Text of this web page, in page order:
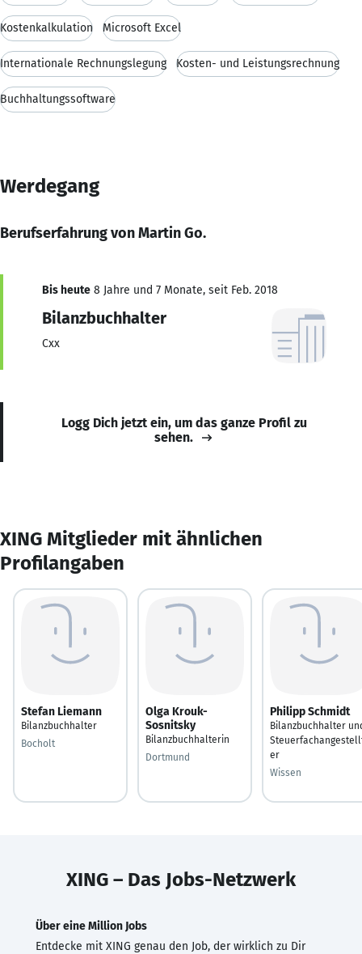
Kostenkalkulation Microsoft Excel
Internationale Rechnungslegung Kosten- und Leistungsrechnung
Buchhaltungssoftware
Werdegang
Berufserfahrung von Martin Go.
Bis heute 8 Jahre und 7 Monate, seit Feb. 2018
Bilanzbuchhalter
Cxx
Logg Dich jetzt ein, um das ganze Profil zu
sehen.
XING Mitglieder mit ähnlichen
Profilangaben
Stefan Liemann
Bilanzbuchhalter
Bocholt
Olga Krouk-
Sosnitsky
Bilanzbuchhalterin
Dortmund
Philipp Schmidt
Bilanzbuchhalter
er
Wissen
XING – Das Jobs-Netzwerk
Über eine Million Jobs
Entdecke mit XING genau den Job, der wirklich zu Dir